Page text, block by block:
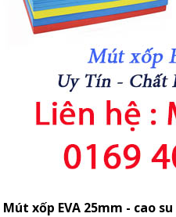
Mút xốp EVA 25mm - cao